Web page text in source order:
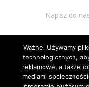
Napisz do
Ważne! Używamy
technologicznych,
reklamowe, a także
mediami